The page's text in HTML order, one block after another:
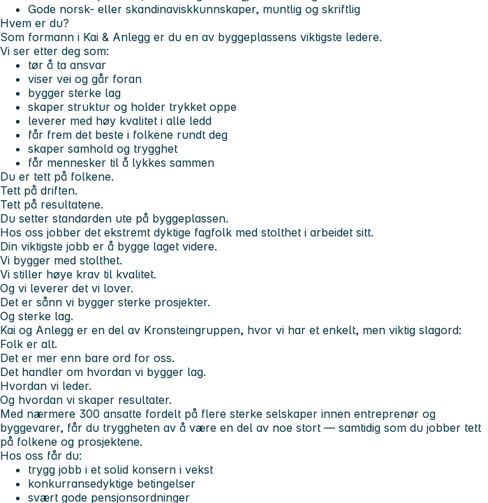
Gode norsk- eller skandinaviskkunnskaper, muntlig og skriftlig
Hvem er du?
Som formann i Kai & Anlegg er du en av byggeplassens viktigste ledere.
Vi ser etter deg som:
tør å ta ansvar
viser vei og går foran
bygger sterke lag
skaper struktur og holder trykket oppe
leverer med høy kvalitet i alle ledd
får frem det beste i folkene rundt deg
skaper samhold og trygghet
får mennesker til å lykkes sammen
Du er tett på folkene.
Tett på driften.
Tett på resultatene.
Du setter standarden ute på byggeplassen.
Hos oss jobber det ekstremt dyktige fagfolk med stolthet i arbeidet sitt.
Din viktigste jobb er å bygge laget videre.
Vi bygger med stolthet.
Vi stiller høye krav til kvalitet.
Og vi leverer det vi lover.
Det er sånn vi bygger sterke prosjekter.
Og sterke lag.
Kai og Anlegg er en del av Kronsteingruppen, hvor vi har et enkelt, men viktig slagord:
Folk er alt.
Det er mer enn bare ord for oss.
Det handler om hvordan vi bygger lag.
Hvordan vi leder.
Og hvordan vi skaper resultater.
Med nærmere 300 ansatte fordelt på flere sterke selskaper innen entreprenør og
byggevarer, får du tryggheten av å være en del av noe stort — samtidig som du jobber tett
på folkene og prosjektene.
Hos oss får du:
trygg jobb i et solid konsern i vekst
konkurransedyktige betingelser
svært gode pensjonsordninger